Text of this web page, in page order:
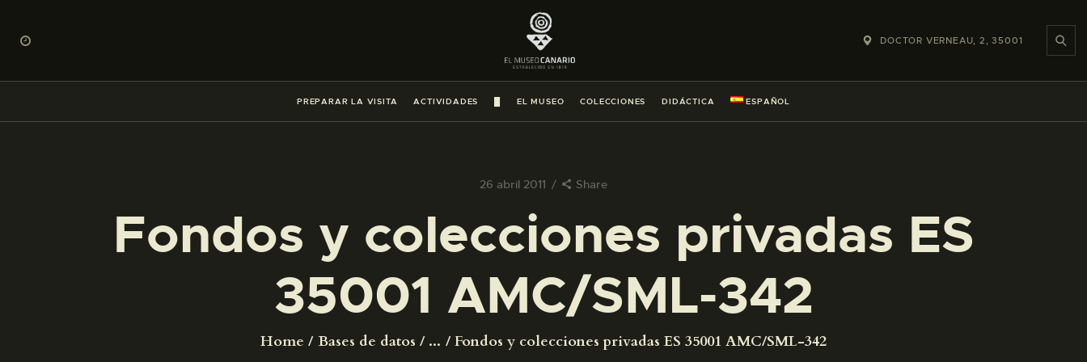
DOCTOR VERNEAU, 2, 35001
PREPARAR LA VISITA ACTIVIDADES EL MUSEO COLECCIONES DIDÁCTICA ESPAÑOL
26 abril 2011 Share
Fondos y colecciones privadas ES
35001 AMC/SML-342
Home Bases de datos ... Fondos y colecciones privadas ES 35001 AMC/SML-342
PREPARAR LA VISITA
ACTIVIDADES
█
COLECCIONES
DIDÁCTICA
ESPAÑOL